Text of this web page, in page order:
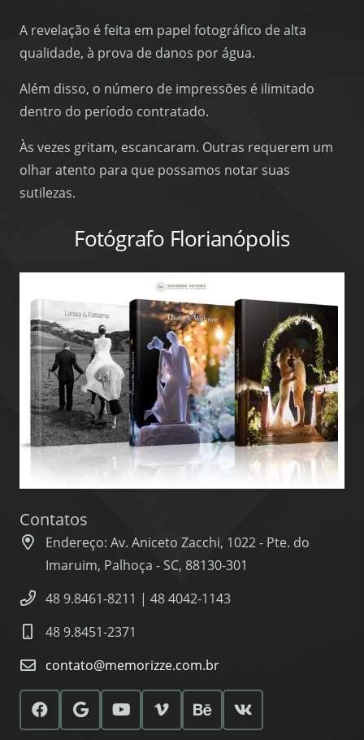
A revelação é feita em papel fotográfico de alta
qualidade, à prova de danos por água.
Além disso, o número de impressões é ilimitado
dentro do período contratado.
Às vezes gritam, escancaram. Outras requerem um
olhar atento para que possamos notar suas
sutilezas.
Fotógrafo Florianópolis
Contatos
Endereço: Av. Aniceto Zacchi, 1022 - Pte. do
Imaruim, Palhoça - SC, 88130-301
48 9.8461-8211 | 48 4042-1143
48 9.8451-2371
contato@memorizze.com.br